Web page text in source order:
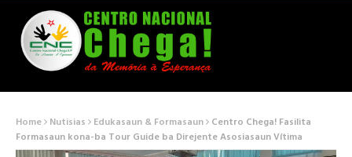
Home Nutisias Edukasaun & Formasaun Centro Chega! Fasilita
Formasaun kona-ba Tour Guide ba Direjente Asosiasaun Vítima